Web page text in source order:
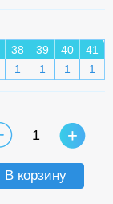
38 39 40
41
1 1 1 1
1
В корзину